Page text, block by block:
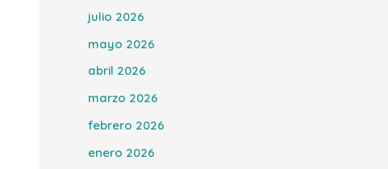
julio 2026
mayo 2026
abril 2026
marzo 2026
febrero 2026
enero 2026